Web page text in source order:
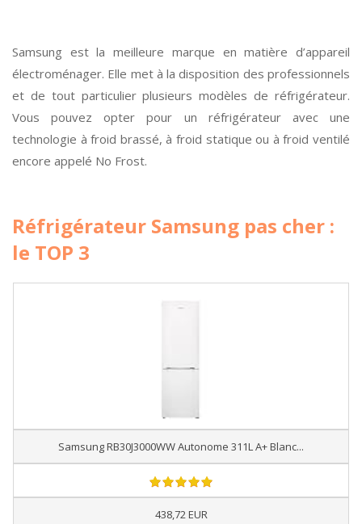
Samsung est la meilleure marque en matière d’appareil
électroménager. Elle met à la disposition des professionnels
et de tout particulier plusieurs modèles de réfrigérateur.
Vous pouvez opter pour un réfrigérateur avec une
technologie à froid brassé, à froid statique ou à froid ventilé
encore appelé No Frost.
Réfrigérateur Samsung pas cher :
le TOP 3
Samsung RB30J3000WW Autonome 311L A+ Blanc...
438,72 EUR